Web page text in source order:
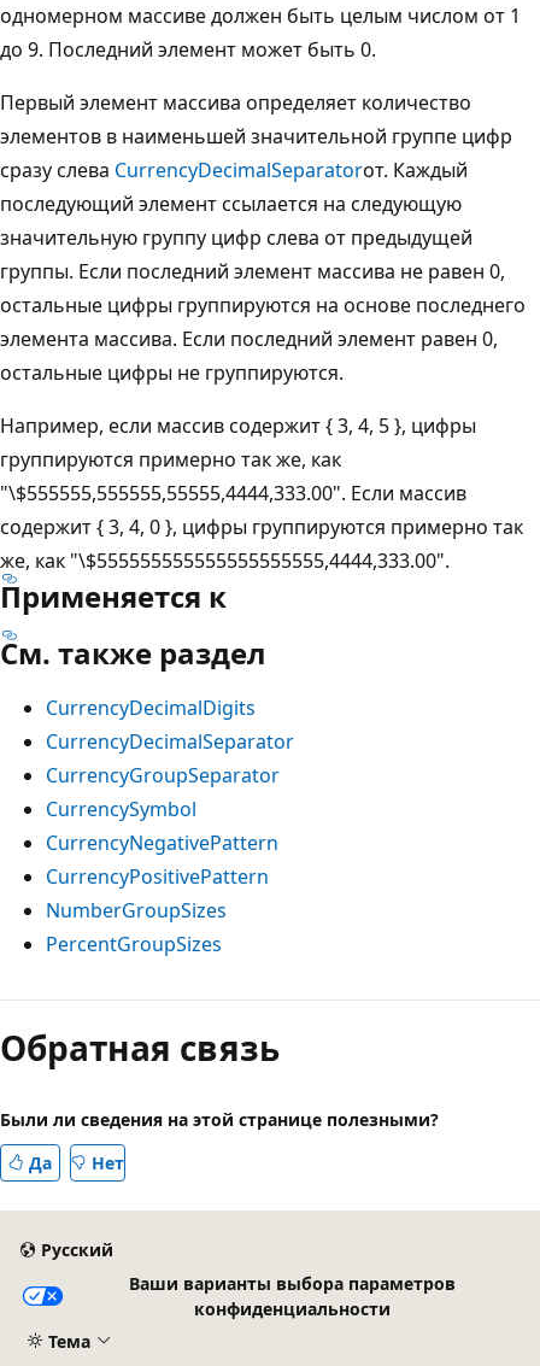
одномерном массиве должен быть целым числом от 1
до 9. Последний элемент может быть 0.
Первый элемент массива определяет количество
элементов в наименьшей значительной группе цифр
сразу слева CurrencyDecimalSeparatorот. Каждый
последующий элемент ссылается на следующую
значительную группу цифр слева от предыдущей
группы. Если последний элемент массива не равен 0,
остальные цифры группируются на основе последнего
элемента массива. Если последний элемент равен 0,
остальные цифры не группируются.
Например, если массив содержит { 3, 4, 5 }, цифры
группируются примерно так же, как
"\$555555,555555,55555,4444,333.00". Если массив
содержит { 3, 4, 0 }, цифры группируются примерно так
же, как "\$555555555555555555555,4444,333.00".
Применяется к
См. также раздел
CurrencyDecimalDigits
CurrencyDecimalSeparator
CurrencyGroupSeparator
CurrencySymbol
CurrencyNegativePattern
CurrencyPositivePattern
NumberGroupSizes
PercentGroupSizes
Режим
чтения
выключен
Обратная связь
Были ли сведения на этой странице полезными?
Да
Нет
Русский
Ваши варианты выбора параметров
конфиденциальности
Тема